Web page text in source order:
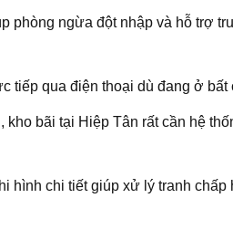
phòng ngừa đột nhập và hỗ trợ
tiếp qua điện thoại dù đang ở bất
kho bãi tại Hiệp Tân rất cần hệ
hình chi tiết giúp xử lý tranh chấp